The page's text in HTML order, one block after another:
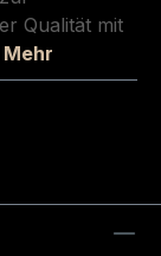
Qualität mit
Mehr